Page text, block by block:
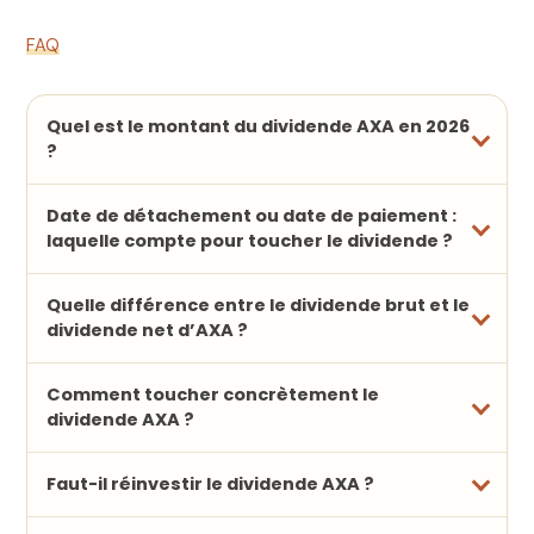
FAQ
Quel est le montant du dividende AXA en 2026
?
Date de détachement ou date de paiement :
laquelle compte pour toucher le dividende ?
Quelle différence entre le dividende brut et le
dividende net d’AXA ?
Comment toucher concrètement le
dividende AXA ?
Faut-il réinvestir le dividende AXA ?